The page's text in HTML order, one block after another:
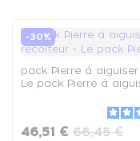
-30%
pack Pierre à
Le pack Pierre à
46,51 € 66,45 €